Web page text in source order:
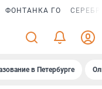
ФОНТАНКА ГО
в Петербурге